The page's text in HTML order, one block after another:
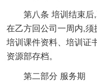
第八条 培训结束后
在乙方回公司一周内,须
培训课件资料、培训证
资源部存档。
第二部分 服务期